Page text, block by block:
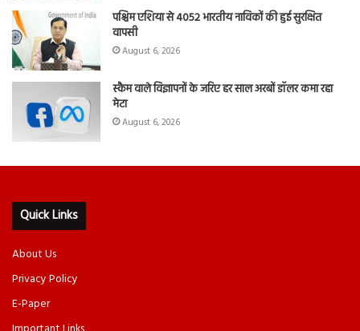
पश्चिम एशिया से 4052 भारतीय नाविकों की हुई सुरक्षित
वापसी
August 6, 2026
स्कैम वाले विज्ञापनों के जरिए हर साल अरबों डॉलर कमा रहा
मेटा
August 6, 2026
Quick Links
About Us
Privacy Policy
E-Paper